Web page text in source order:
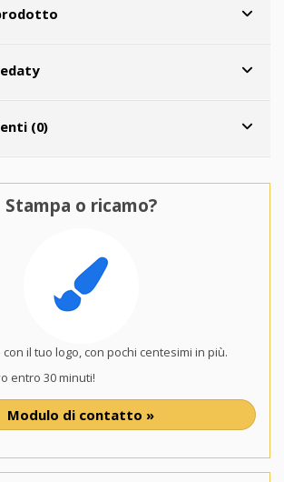
(0)
Stampa o ricamo?
con il tuo logo, con pochi centesimi in più.
entro 30 minuti!
Modulo di contatto »